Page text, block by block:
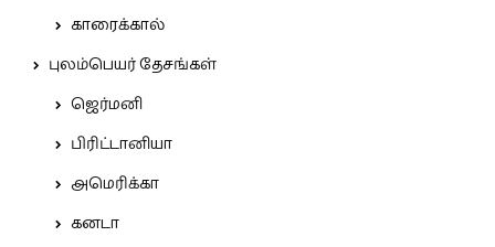
காரைக்கால்
புலம்பெயர் தேசங்கள்
ஜெர்மனி
பிரிட்டானியா
அமெரிக்கா
கனடா